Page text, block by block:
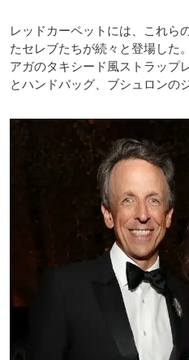
レッドカーペットには、これら
たセレブたちが続々と登場した
アガのタキシード風ストラップ
とハンドバッグ、ブシュロンの